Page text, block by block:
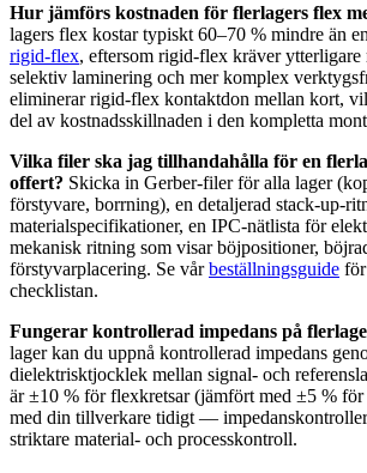
Hur jämförs kostnaden för flerlagers flex
lagers flex kostar typiskt 60–70 % mindre än
rigid-flex, eftersom rigid-flex kräver ytterligare
selektiv laminering och mer komplex
eliminerar rigid-flex kontaktdon mellan kort,
del av kostnadsskillnaden i den kompletta
Vilka filer ska jag tillhandahålla för en
offert? Skicka in Gerber-filer för alla lager
förstyvare, borrning), en detaljerad stack-up-
materialspecifikationer, en IPC-nätlista för
mekanisk ritning som visar böjpositioner,
förstyvarplacering. Se vårbeställningsguide
checklistan.
Fungerar kontrollerad impedans på
lager kan du uppnå kontrollerad impedans
dielektrisktjocklek mellan signal- och
är ±10 % för flexkretsar (jämfört med ±5 % för
med din tillverkare tidigt —
striktare material- och processkontroll.